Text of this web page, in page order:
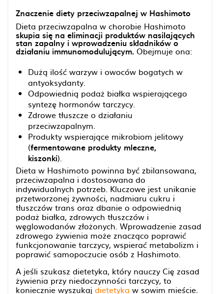
Znaczenie diety przeciwzapalnej w Hashimoto
Dieta przeciwzapalna w chorobie Hashimoto
skupia się na eliminacji produktów nasilających
stan zapalny i wprowadzeniu składników o
działaniu immunomodulującym. Obejmuje ona:
Dużą ilość warzyw i owoców bogatych w
antyoksydanty.
Odpowiednią podaż białka wspierającego
syntezę hormonów tarczycy.
Zdrowe tłuszcze o działaniu
przeciwzapalnym.
Produkty wspierające mikrobiom jelitowy
(fermentowane produkty mleczne,
kiszonki).
Dieta w Hashimoto powinna być zbilansowana,
przeciwzapalna i dostosowana do
indywidualnych potrzeb. Kluczowe jest unikanie
przetworzonej żywności, nadmiaru cukru i
tłuszczów trans oraz dbanie o odpowiednią
podaż białka, zdrowych tłuszczów i
węglowodanów złożonych. Wprowadzenie zasad
zdrowego żywienia może znacząco poprawić
funkcjonowanie tarczycy, wspierać metabolizm i
poprawić samopoczucie osób z Hashimoto.
A jeśli szukasz dietetyka, który nauczy Cię zasad
żywienia przy niedoczynności tarczycy, to
koniecznie wyszukaj dietetyka w sowim mieście.